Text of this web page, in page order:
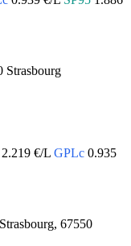
Strasbourg
2.219 €/L GPLc 0.935
67550